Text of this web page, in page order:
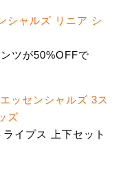
シャルズ リニア シ
ツが50%OFFで
ッセンシャルズ 3ス
ズ
イプス 上下セット